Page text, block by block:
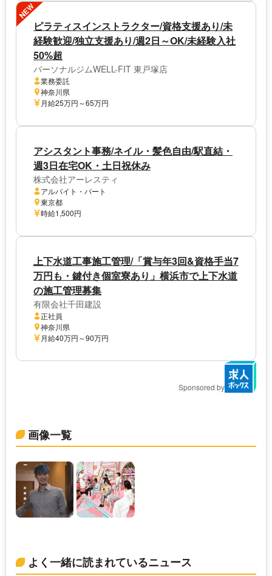
NEW
ピラティスインストラクター/資格支援あり/未
経験歓迎/独立支援あり/週2日～OK/未経験入社
50%超
パーソナルジムWELL-FIT 東戸塚店
業務委託
神奈川県
月給25万円～65万円
アシスタント事務/ネイル・髪色自由/駅直結・
週3日在宅OK・土日祝休み
株式会社アーレスティ
アルバイト・パート
東京都
時給1,500円
上下水道工事施工管理/「賞与年3回&資格手当7
万円も・鍵付き個室寮あり」横浜市で上下水道
の施工管理募集
有限会社千田建設
正社員
神奈川県
月給40万円～90万円
Sponsored by
画像一覧
よく一緒に読まれているニュース